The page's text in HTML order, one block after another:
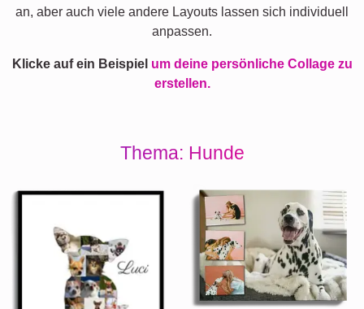
an, aber auch viele andere Layouts lassen sich individuell
anpassen.
Klicke auf ein Beispiel um deine persönliche Collage zu
erstellen.
Thema: Hunde